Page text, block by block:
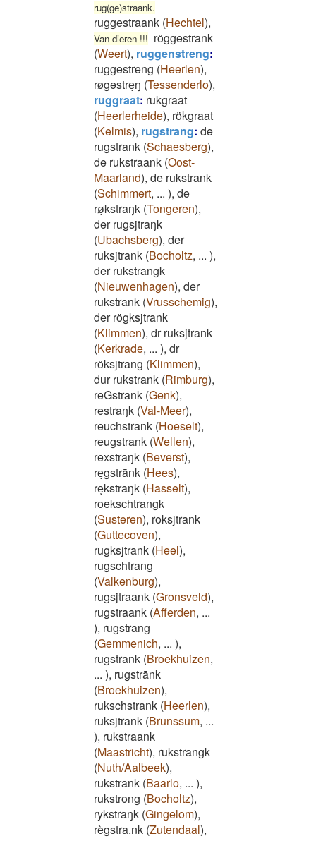
rug(ge)straank.
ruggestraank (Hechtel),
Van dieren !!! röggestrank
(Weert), ruggenstreng:
ruggestreng (Heerlen),
røgəstreͅŋ (Tessenderlo),
ruggraat: rukgraat
(Heerlerheide), rökgraat
(Kelmis), rugstrang: de
rugstrank (Schaesberg),
de rukstraank (Oost-
Maarland), de rukstrank
(Schimmert, ... ), de
røͅkstraŋk (Tongeren),
der rugsjtraŋk
(Ubachsberg), der
ruksjtrank (Bocholtz, ... ),
der rukstrangk
(Nieuwenhagen), der
rukstrank (Vrusschemig),
der rögksjtrank
(Klimmen), dr ruksjtrank
(Kerkrade, ... ), dr
röksjtrang (Klimmen),
dur rukstrank (Rimburg),
reGstrank (Genk),
restraŋk (Val-Meer),
reuchstrank (Hoeselt),
reugstrank (Wellen),
rexstraŋk (Beverst),
reͅgstrānk (Hees),
reͅkstraŋk (Hasselt),
roekschtrangk
(Susteren), roksjtrank
(Guttecoven),
rugksjtrank (Heel),
rugschtrang
(Valkenburg),
rugsjtraank (Gronsveld),
rugstraank (Afferden, ...
), rugstrang
(Gemmenich, ... ),
rugstrank (Broekhuizen,
... ), rugstrānk
(Broekhuizen),
rukschstrank (Heerlen),
ruksjtrank (Brunssum, ...
), rukstraank
(Maastricht), rukstrangk
(Nuth/Aalbeek),
rukstrank (Baarlo, ... ),
rukstrong (Bocholtz),
rykstraŋk (Gingelom),
règstra.nk (Zutendaal),